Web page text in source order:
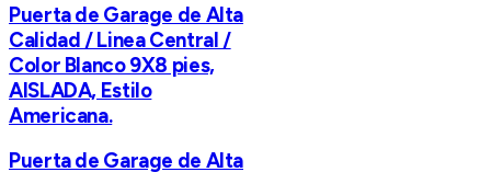
Puerta de Garage de Alta
Calidad / Linea Central /
Color Blanco 9X8 pies,
AISLADA, Estilo
Americana.
Puerta de Garage de Alta